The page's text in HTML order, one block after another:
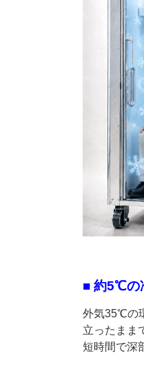
■ 約5℃の
外気35℃の
立ったまま
短時間で深